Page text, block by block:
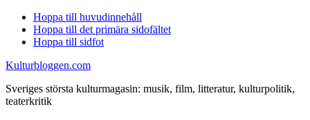
Hoppa till huvudinnehåll
Hoppa till det primära sidofältet
Hoppa till sidfot
Kulturbloggen.com
Sveriges största kulturmagasin: musik, film, litteratur, kulturpolitik,
teaterkritik